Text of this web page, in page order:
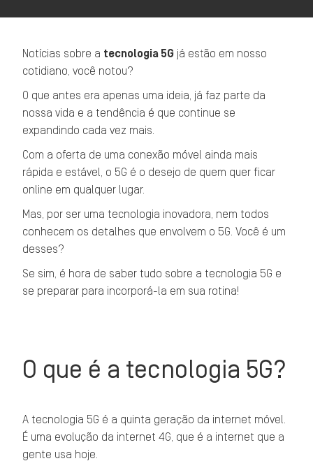
Notícias sobre a tecnologia 5G já estão em nosso
cotidiano, você notou?
O que antes era apenas uma ideia, já faz parte da
nossa vida e a tendência é que continue se
expandindo cada vez mais.
Com a oferta de uma conexão móvel ainda mais
rápida e estável, o 5G é o desejo de quem quer ficar
online em qualquer lugar.
Mas, por ser uma tecnologia inovadora, nem todos
conhecem os detalhes que envolvem o 5G. Você é um
desses?
Se sim, é hora de saber tudo sobre a tecnologia 5G e
se preparar para incorporá-la em sua rotina!
O que é a tecnologia 5G?
A tecnologia 5G é a quinta geração da internet móvel.
É uma evolução da internet 4G, que é a internet que a
gente usa hoje.